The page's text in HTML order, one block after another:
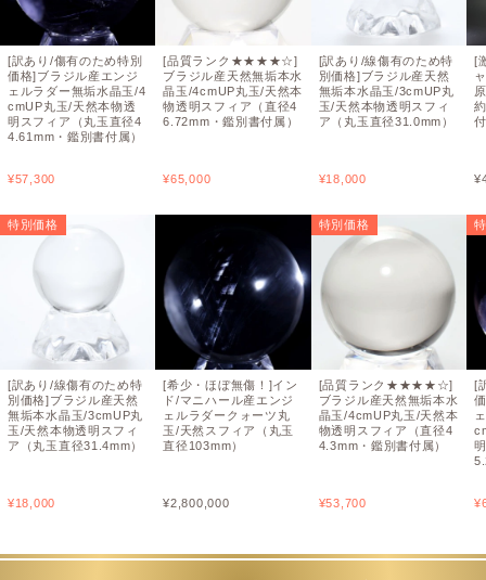
[訳あり/傷有のため特別
価格]ブラジル産エンジ
ェルラダー無垢水晶玉/4
cmUP丸玉/天然本物透
明スフィア（丸玉直径4
4.61mm・鑑別書付属）
¥57,300
特別価格
[訳あり/線傷有のため特
別価格]ブラジル産天然
無垢本水晶玉/3cmUP丸
玉/天然本物透明スフィ
ア（丸玉直径31.4mm）
¥18,000
[品質ランク★★★★☆]
ブラジル産天然無垢本水
晶玉/4cmUP丸玉/天然本
物透明スフィア（直径4
6.72mm・鑑別書付属）
¥65,000
[希少・ほぼ無傷！]イン
ド/マニハール産エンジ
ェルラダークォーツ丸
玉/天然スフィア（丸玉
直径103mm）
¥2,800,000
[訳あり/線傷有のため特
別価格]ブラジル産天然
無垢本水晶玉/3cmUP丸
玉/天然本物透明スフィ
ア（丸玉直径31.0mm）
¥18,000
特別価格
[品質ランク★★★★☆]
ブラジル産天然無垢本水
晶玉/4cmUP丸玉/天然本
物透明スフィア（直径4
4.3mm・鑑別書付属）
¥53,700
[
¥
[
¥